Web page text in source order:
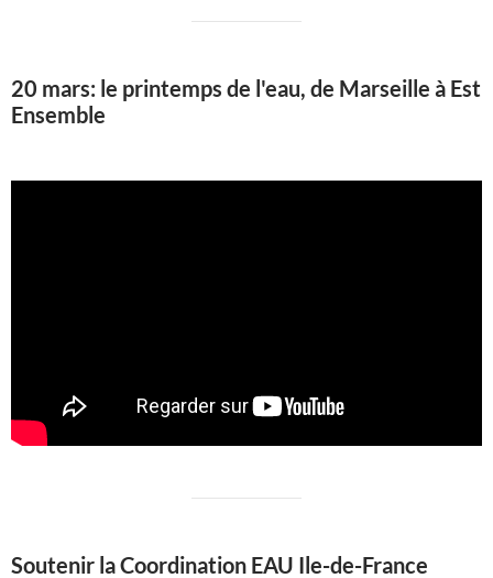
20 mars: le printemps de l'eau, de Marseille à Est
Ensemble
Soutenir la Coordination EAU Ile-de-France